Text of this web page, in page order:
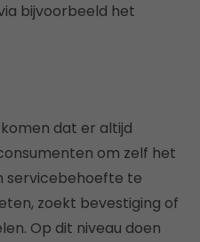
bijvoorbeeld het
dat er altijd
om zelf het
servicebehoefte te
zoekt bevestiging of
Op dit niveau doen